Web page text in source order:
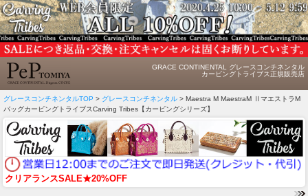
GRACE CONTINENTAL グレースコンチネンタル
カービングトライブス正規販売店
グレースコンチネンタルTOP > グレースコンチネンタル > Maestra M MaestraM ⅡマエストラM
バッグカービングトライブスCarving Tribes【カービングシリーズ】
クリアランスSALE★20%OFF